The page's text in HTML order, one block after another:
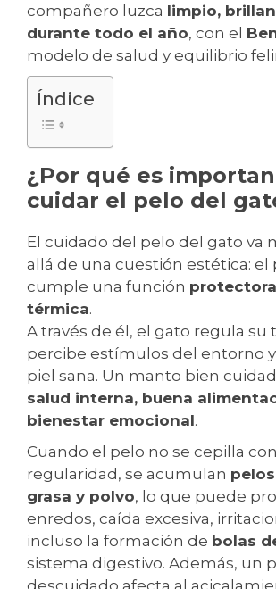
compañero luzca limpio,
durante todo el año, con el
modelo de salud y equilibrio
Índice
¿Por qué es
cuidar el pelo del
El cuidado del pelo del gato va
allá de una cuestión estética: el
cumple una función
térmica.
A través de él, el gato regula su
percibe estímulos del entorno
piel sana. Un manto bien
salud interna, buena
bienestar emocional.
Cuando el pelo no se cepilla con
regularidad, se acumulan
grasa y polvo, lo que puede
enredos, caída excesiva,
incluso la formación de bolas
sistema digestivo. Además, un
descuidado afecta al